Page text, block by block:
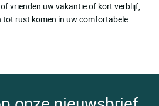
vrienden uw vakantie of kort verblijf,
tot rust komen in uw comfortabele